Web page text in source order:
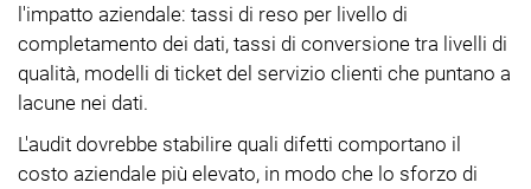
l'impatto aziendale: tassi di reso per livello di
completamento dei dati, tassi di conversione tra livelli di
qualità, modelli di ticket del servizio clienti che puntano a
lacune nei dati.
L'audit dovrebbe stabilire quali difetti comportano il
costo aziendale più elevato, in modo che lo sforzo di